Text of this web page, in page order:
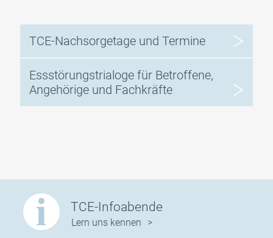
TCE-Nachsorgetage und Termine
Essstörungstrialoge für Betroffene,
Angehörige und Fachkräfte
TCE-Infoabende
Lern uns kennen